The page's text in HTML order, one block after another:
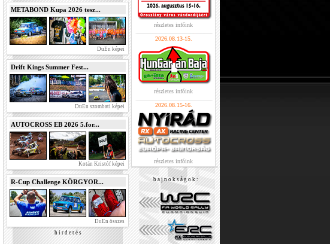
METABOND Kupa 2026 tesz...
DuEn képei
Drift Kings Summer Fest...
DuEn szombati képei
AUTOCROSS EB 2026 5.for...
Kotán Kristóf képei
R-Cup Challenge KÖRGYOR...
DuEn összes
h i r d e t é s
részletes infóink
2026.08.13-15.
részletes infóink
2026.08.15-16.
részletes infóink
b a j n o k s á g o k :